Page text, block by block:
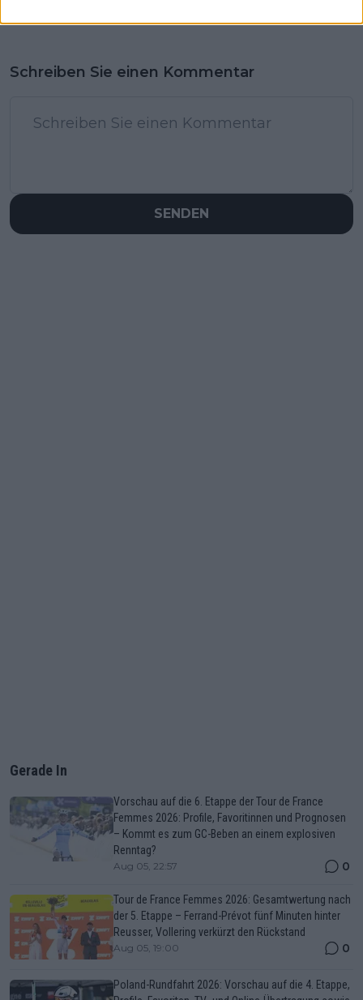
Schreiben Sie einen Kommentar
SENDEN
Gerade In
Vorschau auf die 6. Etappe der Tour de France
Femmes 2026: Profile, Favoritinnen und Prognosen
– Kommt es zum GC-Beben an einem explosiven
Renntag?
Aug 05, 22:57 0
Tour de France Femmes 2026: Gesamtwertung nach
der 5. Etappe – Ferrand-Prévot fünf Minuten hinter
Reusser, Vollering verkürzt den Rückstand
Aug 05, 19:00 0
Poland-Rundfahrt 2026: Vorschau auf die 4. Etappe,